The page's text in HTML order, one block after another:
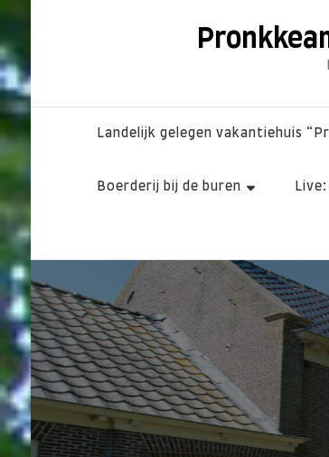
Landelijk gelegen vakantiehuis
Boerderij bij de buren